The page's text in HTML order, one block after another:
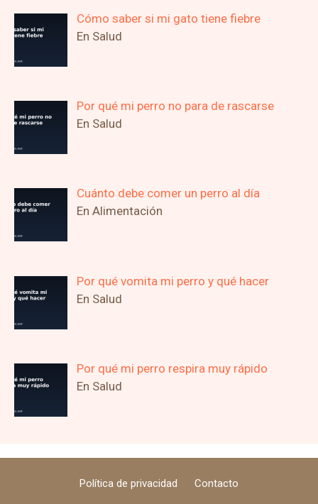
Cómo saber si mi gato tiene fiebre
En Salud
Por qué mi perro no para de rascarse
En Salud
Cuánto debe comer un perro al día
En Alimentación
Por qué vomita mi perro y qué hacer
En Salud
Por qué mi perro respira muy rápido
En Salud
Política de privacidad Contacto